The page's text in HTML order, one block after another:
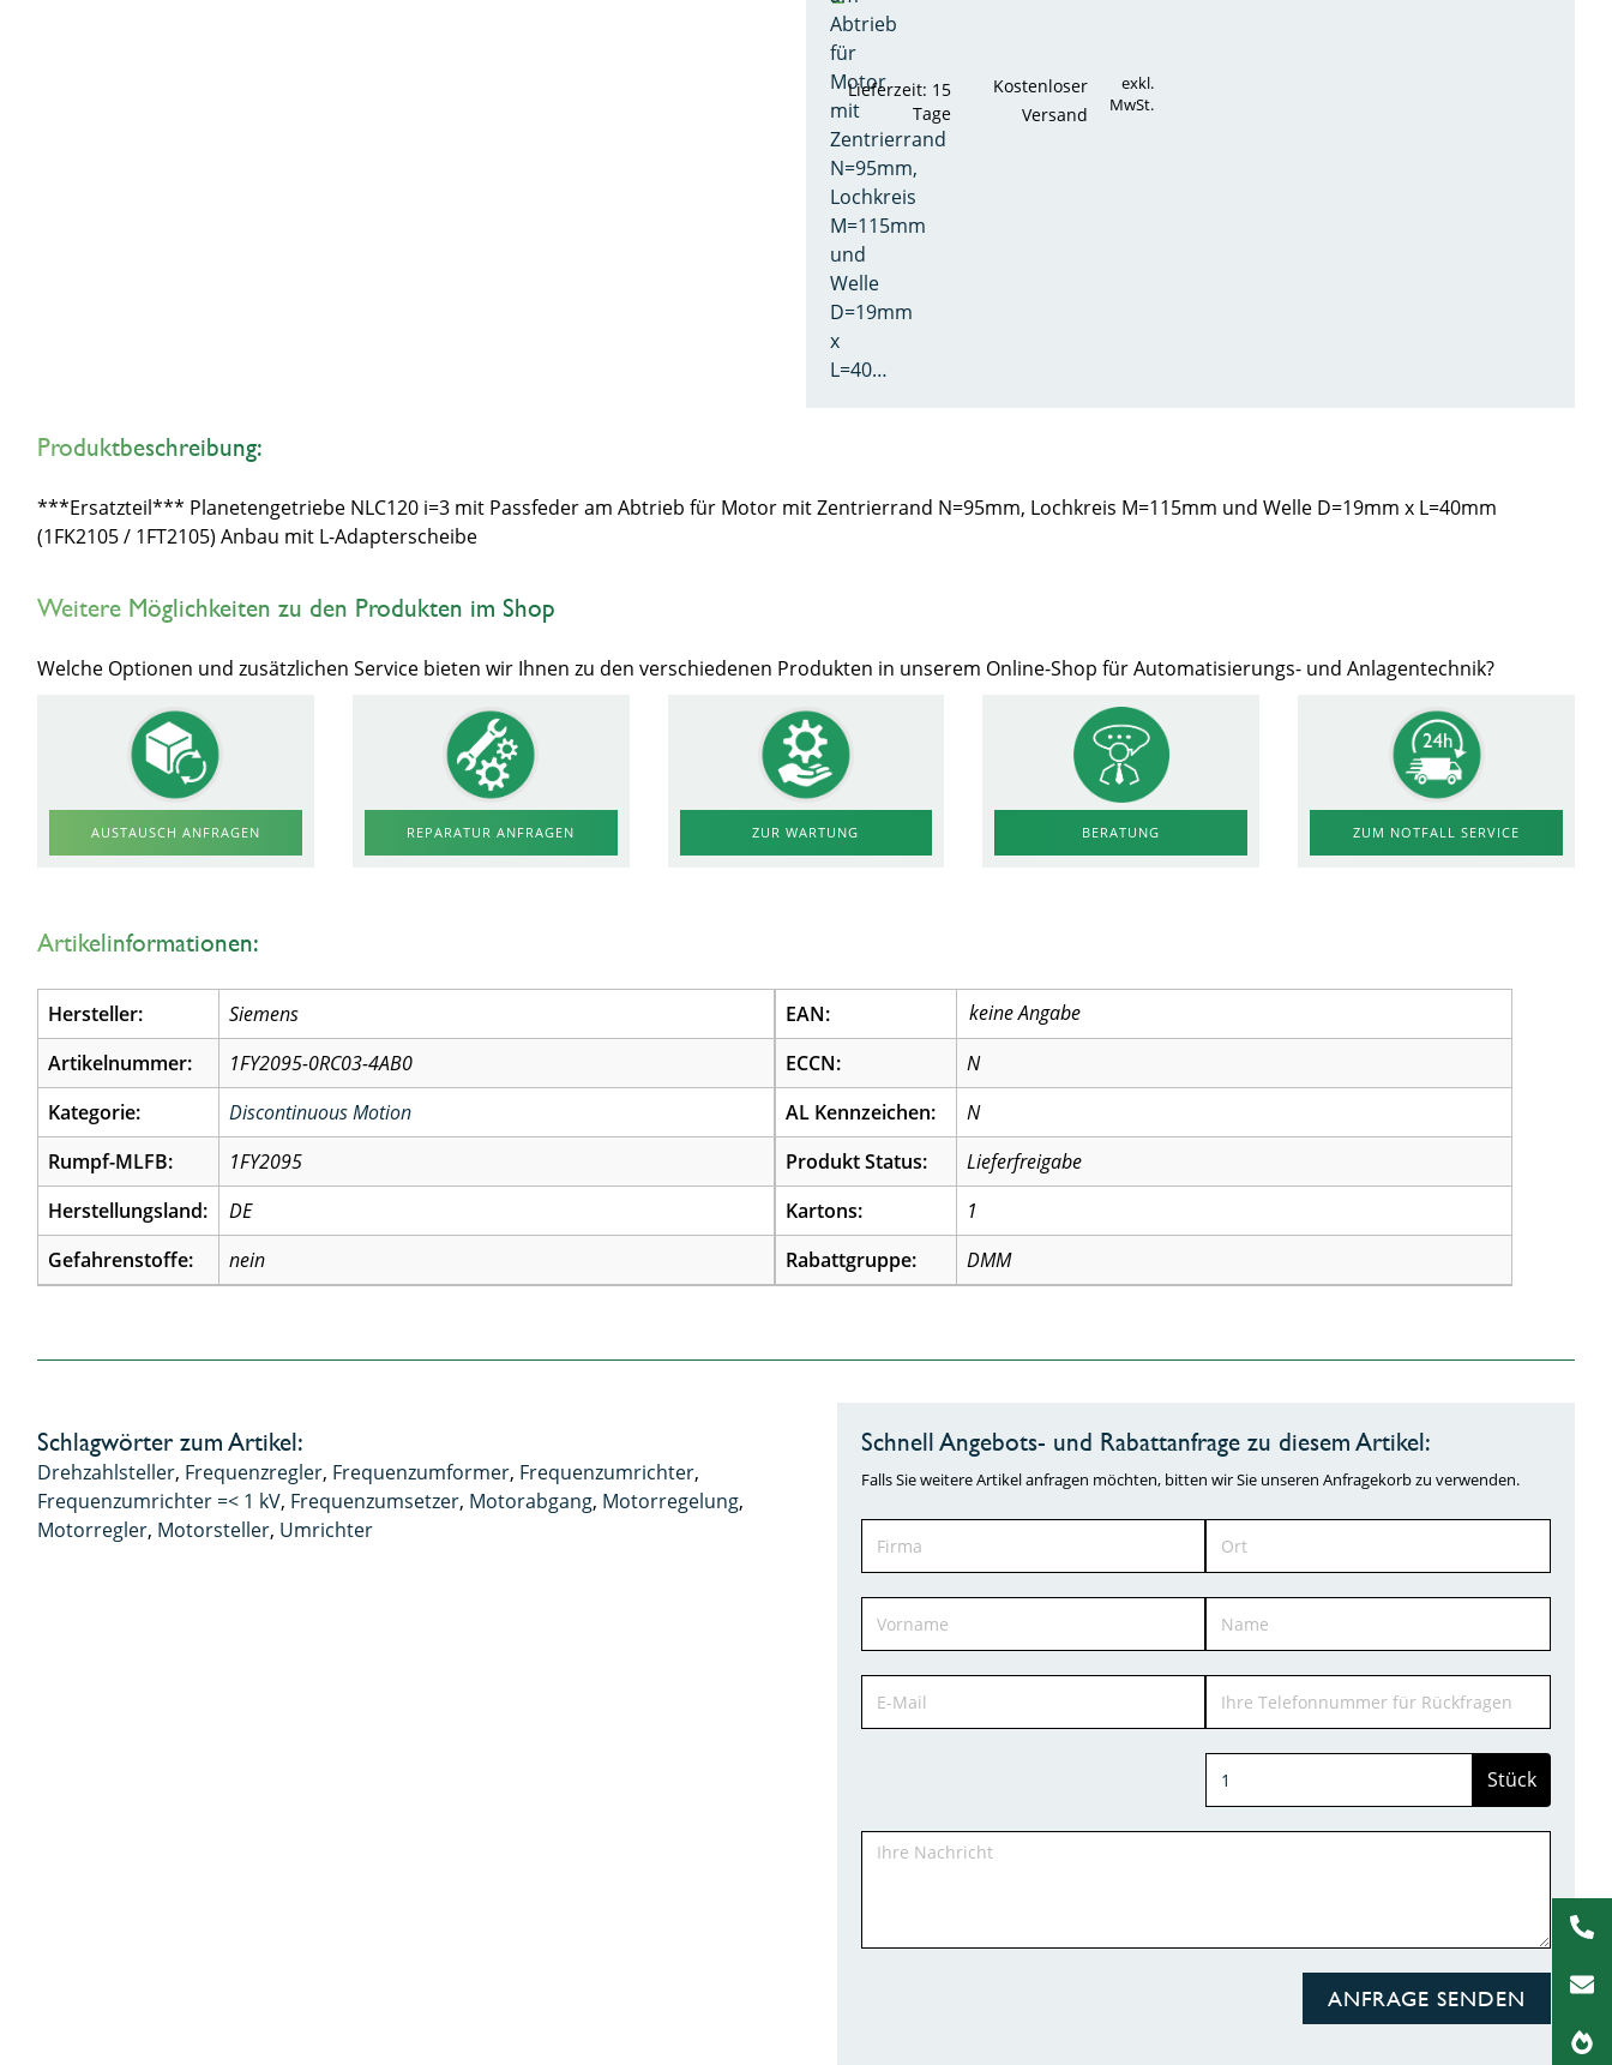
Abtrieb
für
Motor
mit
Zentrierrand
N=95mm,
Lochkreis
M=115mm
und
Welle
D=19mm
x
L=40…
Lieferzeit: 15
Tage
Kostenloser
Versand
exkl.
MwSt.
Produktbeschreibung:
***Ersatzteil*** Planetengetriebe NLC120 i=3 mit Passfeder am Abtrieb für Motor mit Zentrierrand N=95mm, Lochkreis M=115mm und Welle D=19mm x L=40mm
(1FK2105 / 1FT2105) Anbau mit L-Adapterscheibe
Weitere Möglichkeiten zu den Produkten im Shop
Welche Optionen und zusätzlichen Service bieten wir Ihnen zu den verschiedenen Produkten in unserem Online-Shop für Automatisierungs- und Anlagentechnik?
AUSTAUSCH ANFRAGEN REPARATUR ANFRAGEN ZUR WARTUNG BERATUNG ZUM NOTFALL SERVICE
Artikelinformationen:
Hersteller:
Siemens
Artikelnummer:
1FY2095-0RC03-4AB0
Kategorie:
Discontinuous Motion
Rumpf-MLFB:
1FY2095
Herstellungsland:
DE
Gefahrenstoffe:
nein
EAN:
ECCN:
N
AL Kennzeichen:
N
Produkt Status:
Lieferfreigabe
Kartons:
1
Rabattgruppe:
DMM
Schlagwörter zum Artikel:
Drehzahlsteller, Frequenzregler, Frequenzumformer, Frequenzumrichter,
Frequenzumrichter =< 1 kV, Frequenzumsetzer, Motorabgang, Motorregelung,
Motorregler, Motorsteller, Umrichter
Schnell Angebots- und Rabattanfrage zu diesem Artikel:
Falls Sie weitere Artikel anfragen möchten, bitten wir Sie unseren Anfragekorb zu verwenden.
Stück
ANFRAGE SENDEN